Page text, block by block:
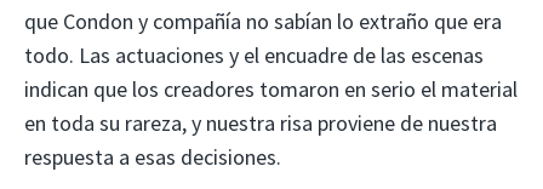
que Condon y compañía no sabían lo extraño que era
todo. Las actuaciones y el encuadre de las escenas
indican que los creadores tomaron en serio el material
en toda su rareza, y nuestra risa proviene de nuestra
respuesta a esas decisiones.